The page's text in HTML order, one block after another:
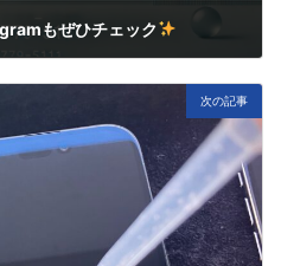
もぜひチェック
次の記事